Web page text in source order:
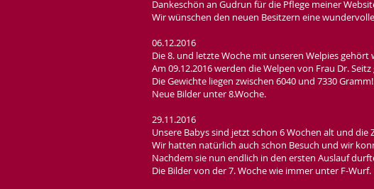
Dankeschön an Gudrun für die Pflege meiner
Wir wünschen den neuen Besitzern eine
06.12.2016
Die 8. und letzte Woche mit unseren Welpies gehört
Am 09.12.2016 werden die Welpen von Frau Dr.
Die Gewichte liegen zwischen 6040 und 7330 Gramm!
Neue Bilder unter 8.Woche.
29.11.2016
Unsere Babys sind jetzt schon 6 Wochen alt und
Wir hatten natürlich auch schon Besuch und wir
Nachdem sie nun endlich in den ersten Auslauf
Die Bilder von der 7. Woche wie immer unter F-Wurf.